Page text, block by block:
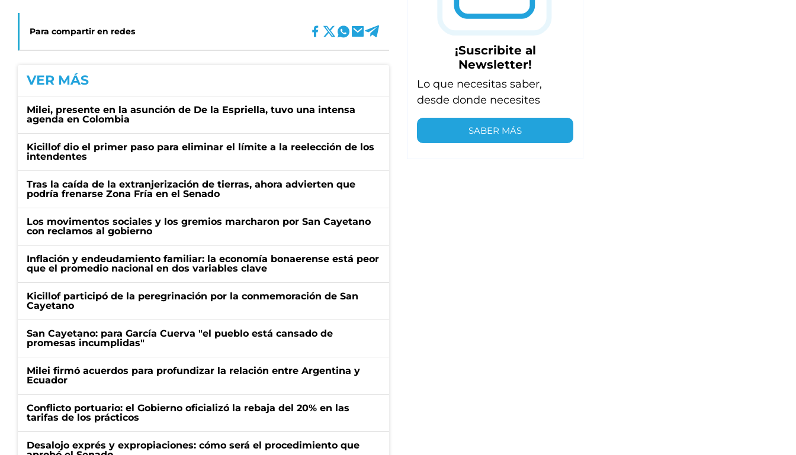
Para compartir en redes
VER MÁS
Milei, presente en la asunción de De la Espriella, tuvo una intensa
agenda en Colombia
Kicillof dio el primer paso para eliminar el límite a la reelección de los
intendentes
Tras la caída de la extranjerización de tierras, ahora advierten que
podría frenarse Zona Fría en el Senado
Los movimentos sociales y los gremios marcharon por San Cayetano
con reclamos al gobierno
Inflación y endeudamiento familiar: la economía bonaerense está peor
que el promedio nacional en dos variables clave
Kicillof participó de la peregrinación por la conmemoración de San
Cayetano
San Cayetano: para García Cuerva "el pueblo está cansado de
promesas incumplidas"
Milei firmó acuerdos para profundizar la relación entre Argentina y
Ecuador
Conflicto portuario: el Gobierno oficializó la rebaja del 20% en las
tarifas de los prácticos
Desalojo exprés y expropiaciones: cómo será el procedimiento que
¡Suscribite al
Newsletter!
Lo que necesitas saber,
desde donde necesites
SABER MÁS